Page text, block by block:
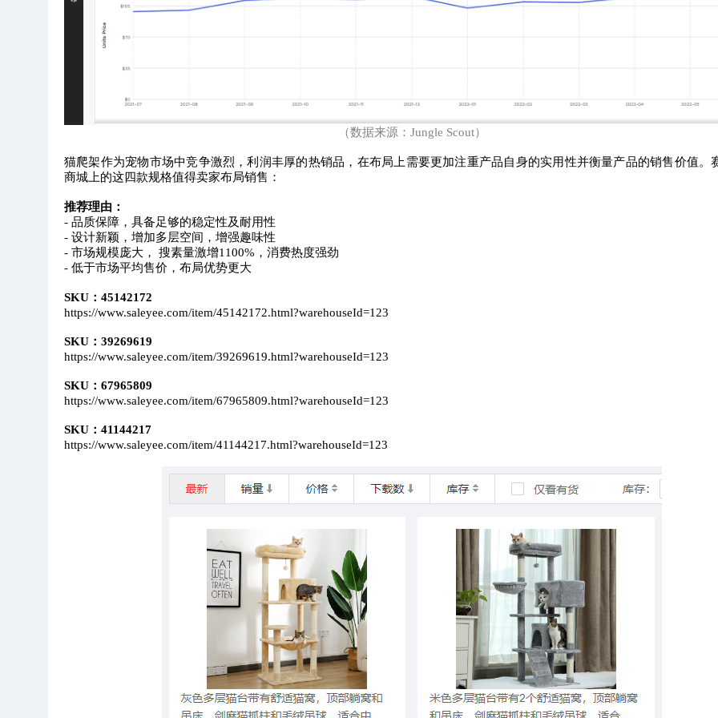
（数据来源：Jungle Scout）
猫爬架作为宠物市场中竞争激烈，利润丰厚的热销品，在布局上需要更加注重产品自身的实用性并衡量产品的销售价值。
商城上的这四款规格值得卖家布局销售：
推荐理由：
- 品质保障，具备足够的稳定性及耐用性
- 设计新颖，增加多层空间，增强趣味性
- 市场规模庞大， 搜素量激增1100%，消费热度强劲
- 低于市场平均售价，布局优势更大
SKU：45142172
https://www.saleyee.com/item/45142172.html?warehouseId=123
SKU：39269619
https://www.saleyee.com/item/39269619.html?warehouseId=123
SKU：67965809
https://www.saleyee.com/item/67965809.html?warehouseId=123
SKU：41144217
https://www.saleyee.com/item/41144217.html?warehouseId=123